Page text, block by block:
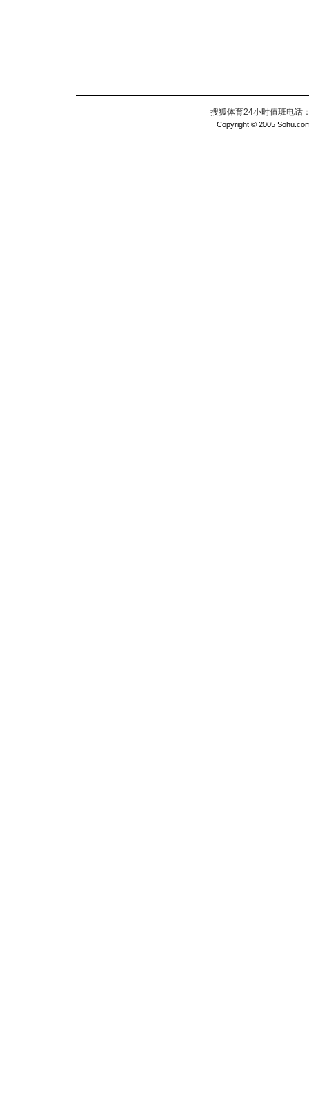
搜狐体育24小时值班电话
Copyright © 2005